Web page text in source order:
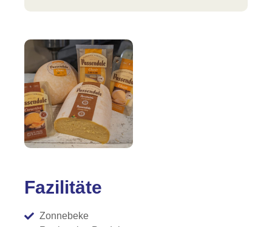
Fazilitäte
Zonnebeke